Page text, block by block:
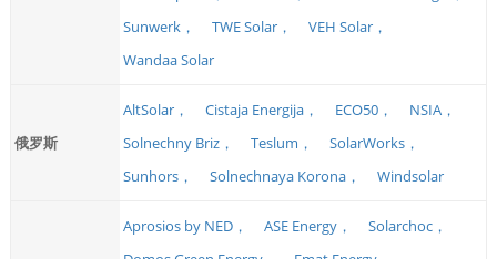
Sunwerk，
TWE Solar，
VEH Solar，
Wandaa Solar
俄罗斯
AltSolar， Cistaja Energija， ECO50，
NSIA，
Solnechny Briz，
Teslum，
SolarWorks，
Sunhors，
Solnechnaya Korona， Windsolar
Aprosios by NED， ASE Energy，
Solarchoc，